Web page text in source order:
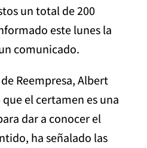
un total de 200
este lunes la
comunicado.
Reempresa, Albert
el certamen es una
dar a conocer el
ha señalado las